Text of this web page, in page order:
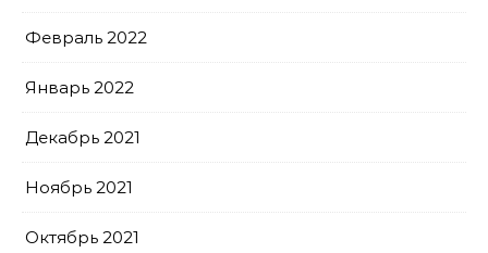
Февраль 2022
Январь 2022
Декабрь 2021
Ноябрь 2021
Октябрь 2021